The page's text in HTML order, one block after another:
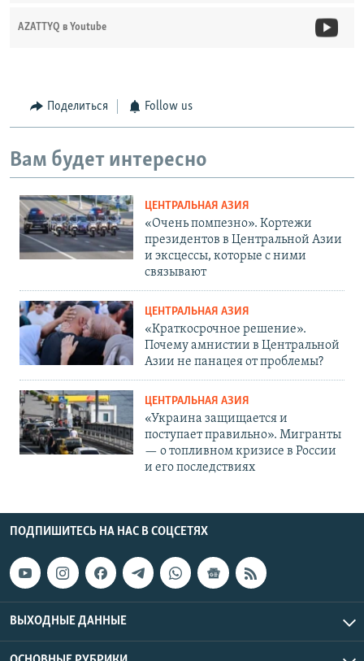
AZATTYQ в Youtube
Поделиться Follow us
Вам будет интересно
ЦЕНТРАЛЬНАЯ АЗИЯ
«Очень помпезно». Кортежи
президентов в Центральной Азии
и эксцессы, которые с ними
связывают
ЦЕНТРАЛЬНАЯ АЗИЯ
«Краткосрочное решение».
Почему амнистии в Центральной
Азии не панацея от проблемы?
ЦЕНТРАЛЬНАЯ АЗИЯ
«Украина защищается и
поступает правильно». Мигранты
— о топливном кризисе в России
и его последствиях
ПОДПИШИТЕСЬ НА НАС В СОЦСЕТЯХ
ВЫХОДНЫЕ ДАННЫЕ